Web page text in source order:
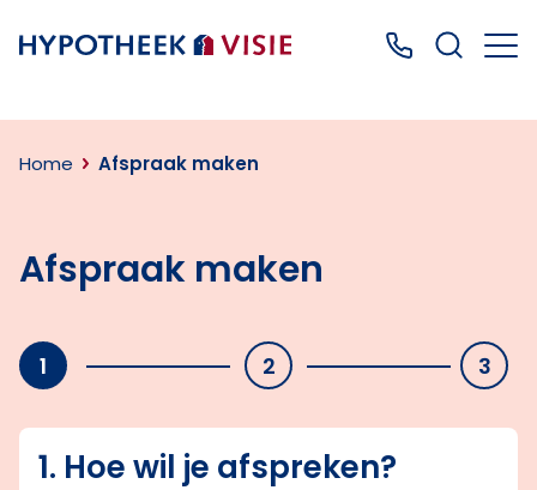
Terug naar home Bel ons: 0499
Home Afspraak maken
Afspraak maken
1 2 3
1. Hoe wil je afspreken?